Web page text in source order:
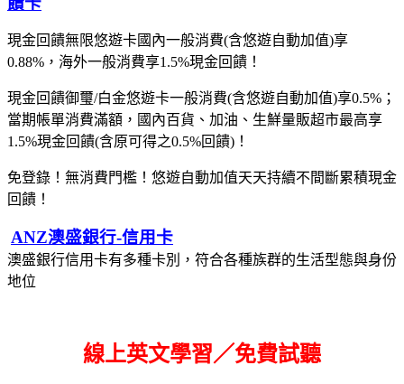
現金回饋無限悠遊卡國內一般消費(含悠遊自動加值)享
0.88%，海外一般消費享1.5%現金回饋！
現金回饋御璽/白金悠遊卡一般消費(含悠遊自動加值)享0.5%；
當期帳單消費滿額，國內百貨、加油、生鮮量販超市最高享
1.5%現金回饋(含原可得之0.5%回饋)！
免登錄！無消費門檻！悠遊自動加值天天持續不間斷累積現金
回饋！
ANZ澳盛銀行-信用卡
澳盛銀行信用卡有多種卡別，符合各種族群的生活型態與身份
地位
線上英文學習／免費試聽